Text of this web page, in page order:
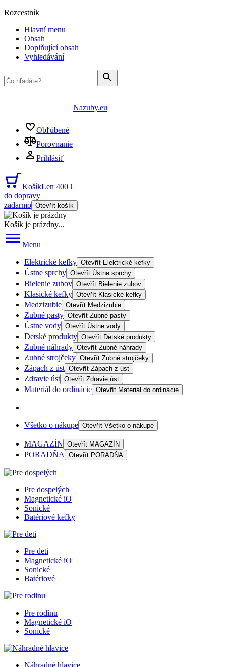
Rozcestník
Hlavní menu
Obsah
Doplňující obsah
Vyhledávání
Nazuby.eu
Obľúbené
Porovnanie
Prihlásiť
KošíkLen 400 €
do dopravy
zadarmo Otevřít košík
Košík je prázdny...
Menu
Elektrické kefky Otevřít Elektrické kefky
Ústne sprchy Otevřít Ústne sprchy
Bielenie zubov Otevřít Bielenie zubov
Klasické kefky Otevřít Klasické kefky
Medzizubie Otevřít Medzizubie
Zubné pasty Otevřít Zubné pasty
Ústne vody Otevřít Ústne vody
Detské produkty Otevřít Detské produkty
Zubné náhrady Otevřít Zubné náhrady
Zubné strojčeky Otevřít Zubné strojčeky
Zápach z úst Otevřít Zápach z úst
Zdravie úst Otevřít Zdravie úst
Materiál do ordinácie Otevřít Materiál do ordinácie
|
Všetko o nákupe Otevřít Všetko o nákupe
MAGAZÍN Otevřít MAGAZÍN
PORADŇA Otevřít PORADŇA
Pre dospelých
Magnetické iO
Sonické
Batériové kefky
Pre deti
Magnetické iO
Sonické
Batériové
Pre rodinu
Magnetické iO
Sonické
Náhradné hlavice